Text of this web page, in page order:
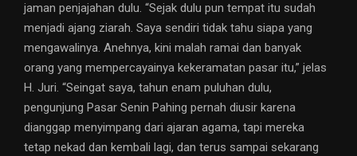
jaman penjajahan dulu. “Sejak dulu pun tempat itu sudah
menjadi ajang ziarah. Saya sendiri tidak tahu siapa yang
mengawalinya. Anehnya, kini malah ramai dan banyak
orang yang mempercayainya kekeramatan pasar itu,” jelas
H. Juri. “Seingat saya, tahun enam puluhan dulu,
pengunjung Pasar Senin Pahing pernah diusir karena
dianggap menyimpang dari ajaran agama, tapi mereka
tetap nekad dan kembali lagi, dan terus sampai sekarang